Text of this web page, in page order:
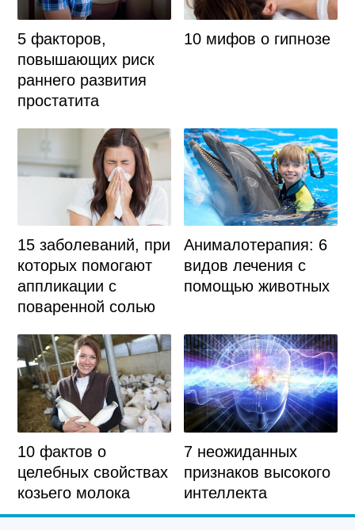
5 факторов,
повышающих риск
раннего развития
простатита
10 мифов о гипнозе
15 заболеваний, при
которых помогают
аппликации с
поваренной солью
Анималотерапия: 6
видов лечения с
помощью животных
10 фактов о
целебных свойствах
козьего молока
7 неожиданных
признаков высокого
интеллекта